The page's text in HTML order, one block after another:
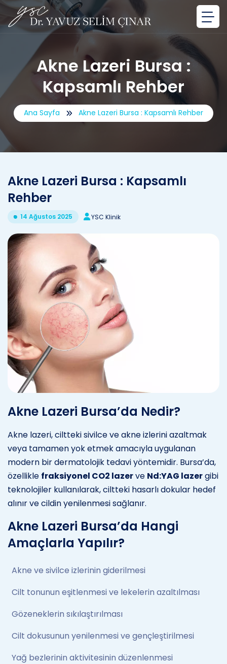
Akne Lazeri Bursa :
Kapsamlı Rehber
Ana Sayfa Akne Lazeri Bursa : Kapsamlı Rehber
Akne Lazeri Bursa : Kapsamlı
Rehber
14 Ağustos 2025 YSC Klinik
Akne Lazeri Bursa’da Nedir?
Akne lazeri, ciltteki sivilce ve akne izlerini azaltmak
veya tamamen yok etmek amacıyla uygulanan
modern bir dermatolojik tedavi yöntemidir. Bursa’da,
özellikle fraksiyonel CO2 lazerve Nd:YAG lazergibi
teknolojiler kullanılarak, ciltteki hasarlı dokular hedef
alınır ve cildin yenilenmesi sağlanır.
Akne Lazeri Bursa’da Hangi
Amaçlarla Yapılır?
Akne ve sivilce izlerinin giderilmesi
Cilt tonunun eşitlenmesi ve lekelerin azaltılması
Gözeneklerin sıkılaştırılması
Cilt dokusunun yenilenmesi ve gençleştirilmesi
Yağ bezlerinin aktivitesinin düzenlenmesi